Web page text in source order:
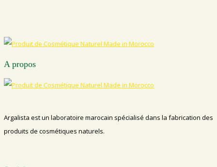
A propos
Argalista est un laboratoire marocain spécialisé dans la fabrication des
produits de cosmétiques naturels.